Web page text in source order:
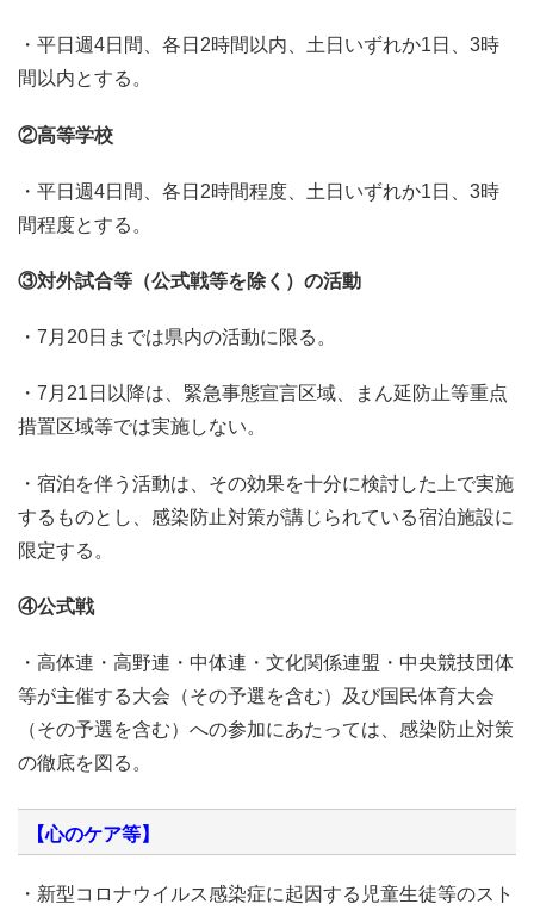
・平日週4日間、各日2時間以内、土日いずれか1日、3時
間以内とする。
②高等学校
・平日週4日間、各日2時間程度、土日いずれか1日、3時
間程度とする。
③対外試合等（公式戦等を除く）の活動
・7月20日までは県内の活動に限る。
・7月21日以降は、緊急事態宣言区域、まん延防止等重点
措置区域等では実施しない。
・宿泊を伴う活動は、その効果を十分に検討した上で実施
するものとし、感染防止対策が講じられている宿泊施設に
限定する。
④公式戦
・高体連・高野連・中体連・文化関係連盟・中央競技団体
等が主催する大会（その予選を含む）及び国民体育大会
（その予選を含む）への参加にあたっては、感染防止対策
の徹底を図る。
【心のケア等】
・新型コロナウイルス感染症に起因する児童生徒等のスト